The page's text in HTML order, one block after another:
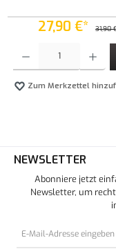
27,90 €* 31,90
Zum Merkzettel
NEWSLETTER
Abonniere jetzt
Newsletter, um